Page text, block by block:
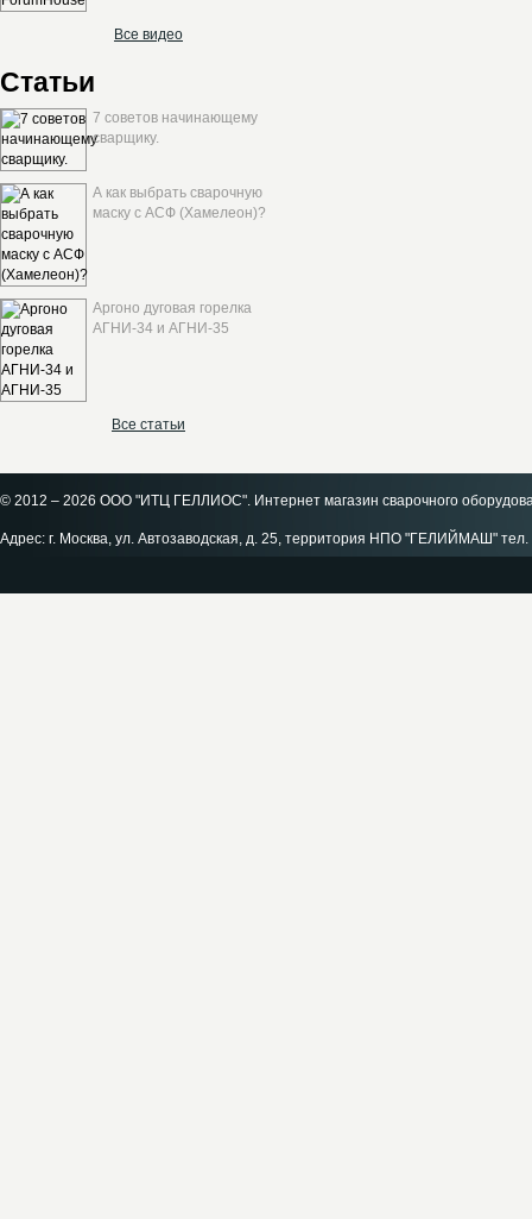
Все видео
Статьи
7 советов начинающему
сварщику.
А как выбрать сварочную
маску с АСФ (Хамелеон)?
Аргоно дуговая горелка
АГНИ-34 и АГНИ-35
Все статьи
© 2012 – 2026 ООО "ИТЦ ГЕЛЛИОС". Интернет магазин сварочного
Адрес: г. Москва, ул. Автозаводская, д. 25, территория НПО "ГЕЛИЙМАШ"